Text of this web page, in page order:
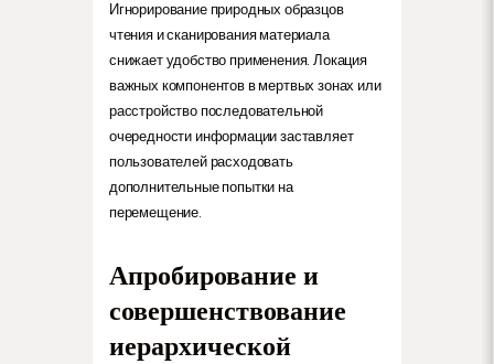
Игнорирование природных образцов
чтения и сканирования материала
снижает удобство применения. Локация
важных компонентов в мертвых зонах или
расстройство последовательной
очередности информации заставляет
пользователей расходовать
дополнительные попытки на
перемещение.
Апробирование и
совершенствование
иерархической